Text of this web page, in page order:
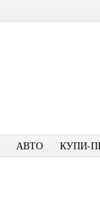
АВТО КУПИ-